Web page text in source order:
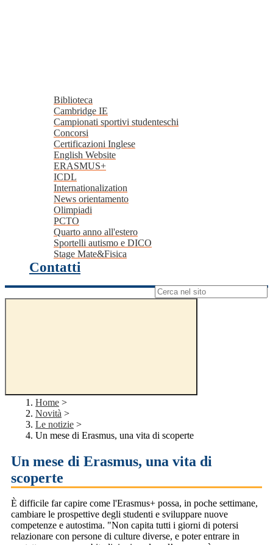
Biblioteca
Cambridge IE
Campionati sportivi studenteschi
Concorsi
Certificazioni Inglese
English Website
ERASMUS+
ICDL
Internationalization
News orientamento
Olimpiadi
PCTO
Quarto anno all'estero
Sportelli autismo e DICO
Stage Mate&Fisica
Contatti
Campo di ricerca per le pagine del sito
Home >
Novità >
Le notizie >
Un mese di Erasmus, una vita di scoperte
Un mese di Erasmus, una vita di
scoperte
È difficile far capire come l'Erasmus+ possa, in poche settimane,
cambiare le prospettive degli studenti e sviluppare nuove
competenze e autostima. "Non capita tutti i giorni di potersi
relazionare con persone di culture diverse, e poter entrare in